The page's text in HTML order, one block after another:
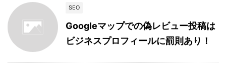
SEO
Googleマップでの偽レビュー投稿は
ビジネスプロフィールに罰則あり！